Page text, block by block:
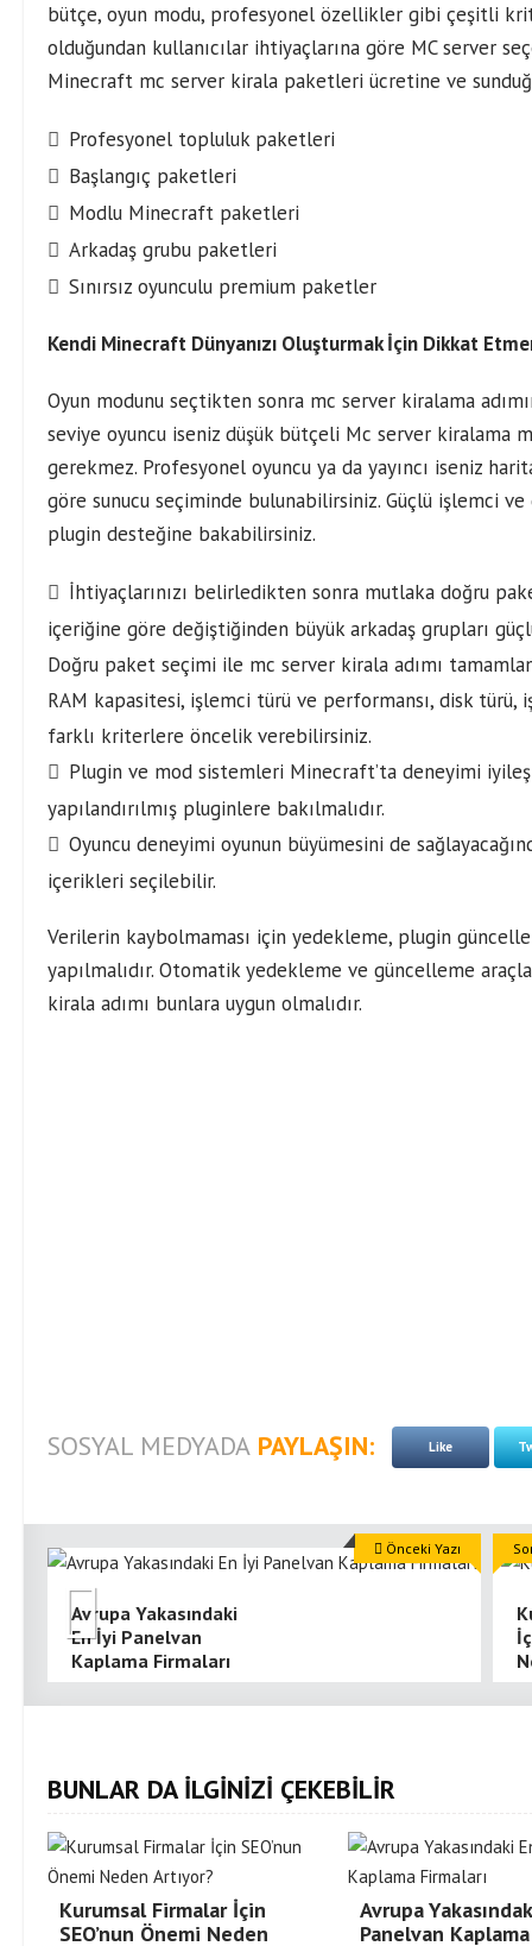
bütçe, oyun modu, profesyonel özellikler gibi çeşitli
olduğundan kullanıcılar ihtiyaçlarına göre MC server
Minecraft mc server kirala paketleri ücretine ve
Profesyonel topluluk paketleri
Başlangıç paketleri
Modlu Minecraft paketleri
Arkadaş grubu paketleri
Sınırsız oyunculu premium paketler
Kendi Minecraft Dünyanızı Oluşturmak İçin Dikkat
Oyun modunu seçtikten sonra mc server kiralama
seviye oyuncu iseniz düşük bütçeli Mc server kiralama
gerekmez. Profesyonel oyuncu ya da yayıncı iseniz
göre sunucu seçiminde bulunabilirsiniz. Güçlü işlemci
plugin desteğine bakabilirsiniz.
İhtiyaçlarınızı belirledikten sonra mutlaka doğru
içeriğine göre değiştiğinden büyük arkadaş grupları
Doğru paket seçimi ile mc server kirala adımı
RAM kapasitesi, işlemci türü ve performansı, disk
farklı kriterlere öncelik verebilirsiniz.
Plugin ve mod sistemleri Minecraft’ta deneyimi
yapılandırılmış pluginlere bakılmalıdır.
Oyuncu deneyimi oyunun büyümesini de
içerikleri seçilebilir.
Verilerin kaybolmaması için yedekleme, plugin
yapılmalıdır. Otomatik yedekleme ve güncelleme
kirala adımı bunlara uygun olmalıdır.
SOSYAL MEDYADA PAYLAŞIN: Like
Avrupa Yakasındaki
En İyi Panelvan
Kaplama Firmaları
Önceki Yazı
BUNLAR DA İLGİNİZİ ÇEKEBİLİR
Kurumsal Firmalar İçin
SEO’nun Önemi Neden
Avrupa
Panelvan Kaplama